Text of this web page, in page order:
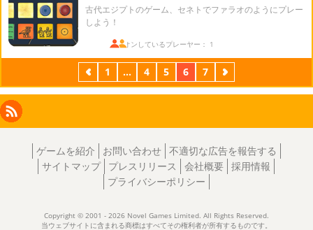
古代エジプトのゲーム、セネトでファラオのようにプレー
しよう！
ログオンしているプレーヤー： 1
前 1 ... 4 5 6 7 次
Facebook
Instagram
X
LinkedIn
RSS
ゲームを紹介 お問い合わせ
不適切な広告を報告する
サイトマップ
プレスリリース 会社概要 採用情報
プライバシーポリシー
Copyright © 2001 - 2026 Novel Games Limited. All Rights Reserved.
当ウェブサイトに含まれる商標はすべてその権利者が所有するものです。